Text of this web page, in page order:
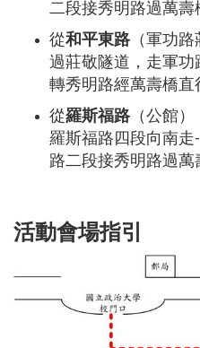
二段接秀明路過萬
從和平東路 （軍功路
過莊敬隧道，走軍功
轉秀明路經萬壽橋直
從羅斯福路 （公館）
羅斯福路四段向南走
路二段接秀明路過
活動會場指引